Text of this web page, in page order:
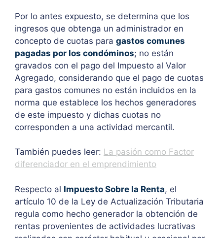
Por lo antes expuesto, se determina que los
ingresos que obtenga un administrador en
concepto de cuotas para gastos comunes
pagadas por los condóminos; no están
gravados con el pago del Impuesto al Valor
Agregado, considerando que el pago de cuotas
para gastos comunes no están incluidos en la
norma que establece los hechos generadores
de este impuesto y dichas cuotas no
corresponden a una actividad mercantil.
También puedes leer: La pasión como Factor
diferenciador en el emprendimiento
Respecto al Impuesto Sobre la Renta, el
artículo 10 de la Ley de Actualización Tributaria
regula como hecho generador la obtención de
rentas provenientes de actividades lucrativas